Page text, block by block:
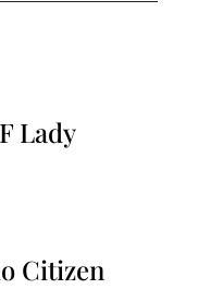
Lady
Citizen